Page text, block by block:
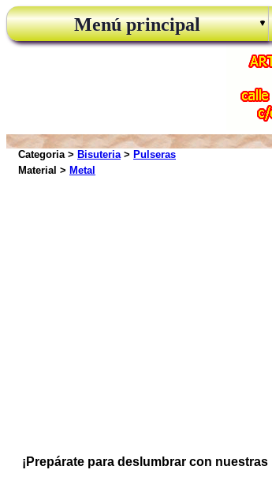
Menú principal
Categoria > Bisuteria> Pulseras
Material > Metal
¡Prepárate para deslumbrar con